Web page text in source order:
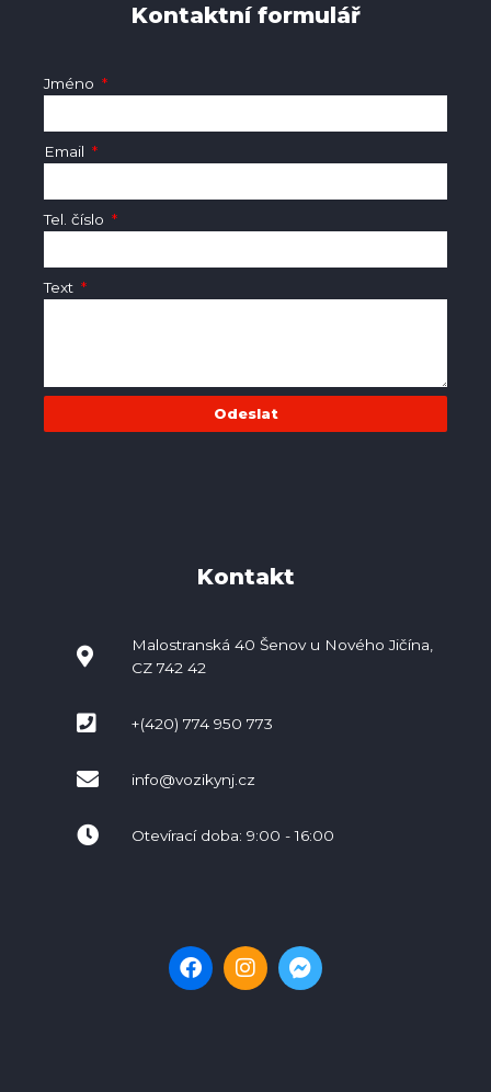
Kontakt
Malostranská 40 Šenov u Nového Jičína,
CZ 742 42
+(420) 774 950 773
info@vozikynj.cz
Otevírací doba: 9:00 - 16:00
Kontaktní formulář
Jméno
Email
Tel. číslo
Text
Odeslat